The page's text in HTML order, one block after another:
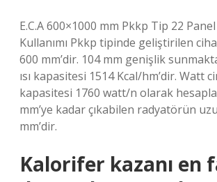
E.C.A 600×1000 mm Pkkp Tip 22
Kullanımı Pkkp tipinde geliştirilen
600 mm’dir. 104 mm genişlik
ısı kapasitesi 1514 Kcal/hm’dir. Watt
kapasitesi 1760 watt/n olarak
mm’ye kadar çıkabilen radyatörün
mm’dir.
Kalorifer kazanı en